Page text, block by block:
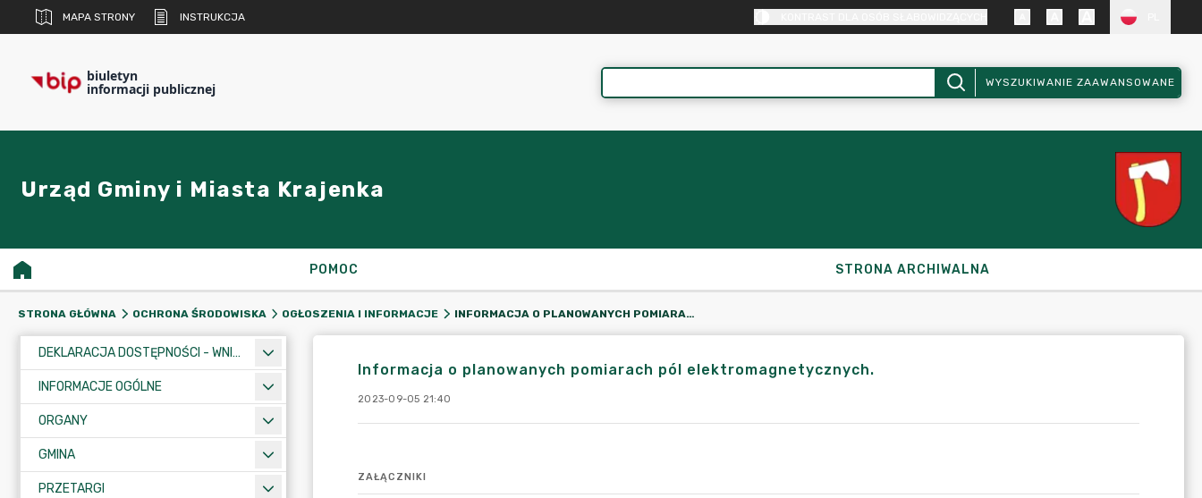
MAPA STRONY INSTRUKCJA
biuletyn
informacji publicznej WYSZUKIWANIE ZAAWANSOWANE
Urząd Gminy i Miasta Krajenka
POMOC STRONA ARCHIWALNA
STRONA GŁÓWNA OCHRONA ŚRODOWISKA OGŁOSZENIA I INFORMACJE INFORMACJA O PLANOWANYCH POMIARACH PÓL ELEKTROMAGNETYCZNYCH.
DEKLARACJA DOSTĘPNOŚCI - WNIOSEK
INFORMACJE OGÓLNE
ORGANY
GMINA
PRZETARGI
Informacja o planowanych pomiarach pól elektromagnetycznych.
2023-09-05 21:40
ZAŁĄCZNIKI